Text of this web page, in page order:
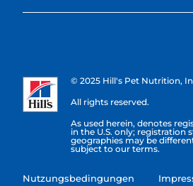
© 2025 Hill's Pet Nutrition,
All rights reserved.
As used herein, denotes
in the U.S. only; registration
geographies may be
subject to our terms.
Nutzungsbedingungen